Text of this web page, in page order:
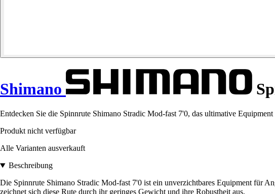
Shimano
Entdecken Sie die Spinnrute Shimano Stradic Mod-fast 7'0, das ultimative
Produkt nicht verfügbar
Alle Varianten ausverkauft
Beschreibung
Die Spinnrute Shimano Stradic Mod-fast 7'0 ist ein unverzichtbares Equipment für
zeichnet sich diese Rute durch ihr geringes Gewicht und ihre Robustheit aus.